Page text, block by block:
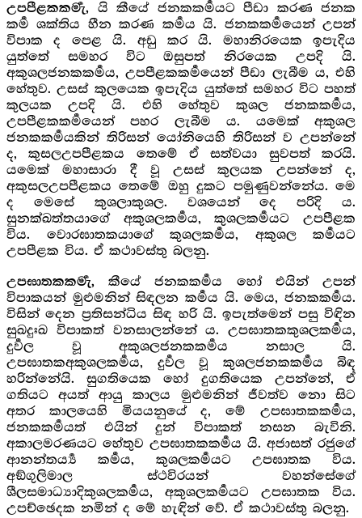
උපපීළකකර්‍මැ, යි කීයේ ජනකකර්‍මයට පීඩා කරණ ජනක
කර්‍ම ශක්තිය හීන කරණ කර්‍මය යි. ජනකකර්‍මයෙන් උපන්
විපාක ද පෙළ යි. අඩු කර යි. මහානිරයෙක ඉපැදිය
යුත්තේ සමහර විට ඔසුපත් නිරයෙක උපදි යි.
අකුශලජනකකර්‍මය, උපපීළකකර්‍මයෙන් පීඩා ලැබීම ය, එහි
හේතුව. උසස් කුලයෙක ඉපැදිය යුත්තේ සමහර විට පහත්
කුලයක උපදි යි. එහි හේතුව කුශල ජනකකර්‍මය,
උපපීළකකර්‍මයෙන් පහර ලැබීම ය. යමෙක් අකුශල
ජනකකර්‍මයකින් තිරිසන් යෝනියෙහි තිරිසන් ව උපන්නේ
ද, කුසලඋපපීළකය තෙමේ ඒ සත්වයා සුවපත් කරයි.
යමෙක් මහාසාරා දී වූ උසස් කුලයක උපන්නේ ද,
අකුසලඋපපීළකය තෙමේ ඔහු දුකට පමුණුවන්නේය. මෙ
ද මෙසේ කුශලාකුශල. වශයෙන් දෙ පරිදි ය.
සුනක්ඛත්තයාගේ අකුශලකර්‍මය, කුශලකර්‍මයට උපපීළක
විය. වොරඝාතකයාගේ කුශලකර්‍මය, අකුශල කර්‍මයට
උපපීළක විය. ඒ කථාවස්තු බලනු.
උපඝාතකකර්‍මැ,කීයේ ජනකකර්‍මය හෝ එයින් උපන්
විපාකයන් මුළුමනින් සිඳලන කර්‍මය යි. මෙය, ජනකකර්‍මය.
විසින් දෙන ප්‍රතිසන්ධිය සිඳ හරි යි. ඉපැත්මෙන් පසු විඳින
සුඛදුඃඛ විපාකත් වනසාලන්නේ ය. උපඝාතකකුශලකර්‍මය,
දුර්‍වල වූ අකුශලජනකකර්‍මය නසාල යි.
උපඝාතකඅකුශලකර්‍මය, දුර්‍වල වූ කුශලජනකකර්‍මය බිඳ
හරින්නේයි. සුගතියෙක හෝ දුගතියෙක උපන්නේ, ඒ
ගතියට අයත් ආයු කාලය මුළුමනින් ජීවත්ව නො සිට
අතර කාලයෙහි මියයනුයේ ද, මේ උපඝාතකකර්‍මය,
ජනකකර්‍මයත් එයින් දුන් විපාකත් නසන බැවිනි.
අකාලමරණයට හේතුව උපඝාතකකර්‍මය යි. අජාසත් රජුගේ
ආනන්තර්‍ය්‍ය කර්‍මය, කුශලකර්‍මයට උපඝාතක විය.
අඞ්ගුලිමාල ස්ථවිරයන් වහන්සේගේ
ශීලසමාධ්‍යාදිකුශලකර්‍මය, අකුශලකර්‍මයට උපඝාතක විය.
උපච්ඡෙදක නමින් ද මේ හැඳින් වේ. ඒ කථාවස්තු බලනු.